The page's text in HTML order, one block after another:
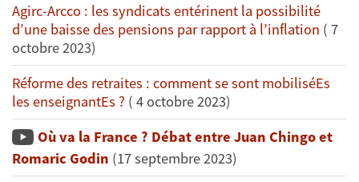
Agirc-Arcco : les syndicats entérinent la possibilité
d’une baisse des pensions par rapport à l’inflation ( 7
octobre 2023)
Réforme des retraites : comment se sont mobiliséEs
les enseignantEs ? ( 4 octobre 2023)
Où va la France ? Débat entre Juan Chingo et
Romaric Godin (17 septembre 2023)